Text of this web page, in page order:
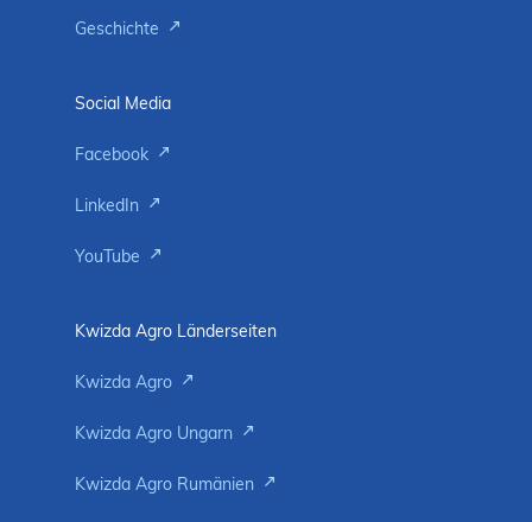
Geschichte
Social Media
Facebook
LinkedIn
YouTube
Kwizda Agro Länderseiten
Kwizda Agro
Kwizda Agro Ungarn
Kwizda Agro Rumänien